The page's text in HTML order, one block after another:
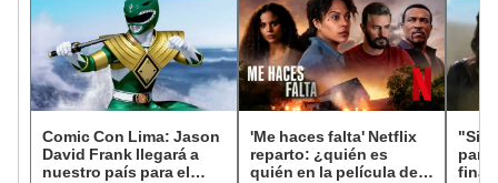
Comic Con Lima: Jason
David Frank llegará a
nuestro país para el
'Me haces falta' Netflix
reparto: ¿quién es
quién en la película de
"Sin
final